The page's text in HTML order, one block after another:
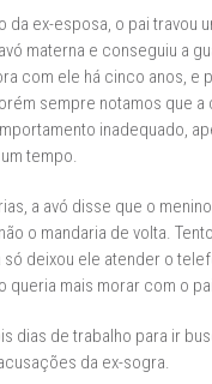
da ex-esposa, o pai travou
materna e conseguiu a
com ele há cinco anos, e
sempre notamos que a
inadequado,
tempo.
a avó disse que o
o mandaria de volta.
só deixou ele atender o
queria mais morar com o
dias de trabalho para ir
da ex-sogra.